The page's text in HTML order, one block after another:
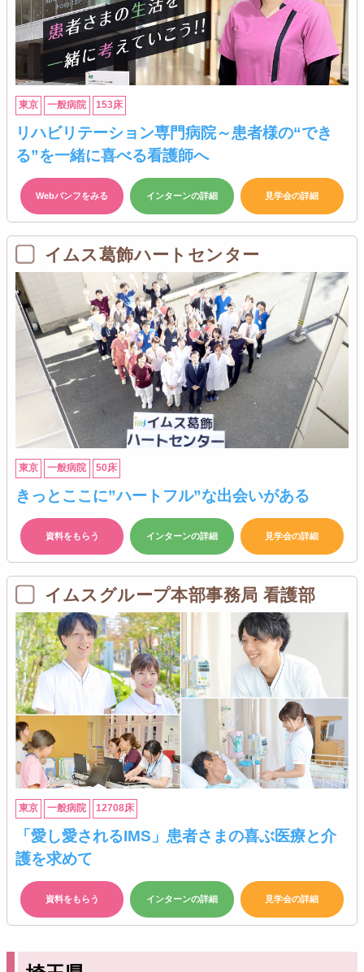
東京 一般病院 153床
リハビリテーション専門病院～患者様の“でき
る”を一緒に喜べる看護師へ
Webパンフをみる インターンの詳細 見学会の詳細
イムス葛飾ハートセンター
東京 一般病院 50床
きっとここに”ハートフル”な出会いがある
資料をもらう インターンの詳細 見学会の詳細
イムスグループ本部事務局 看護部
東京 一般病院 12708床
「愛し愛されるIMS」患者さまの喜ぶ医療と介
護を求めて
資料をもらう インターンの詳細 見学会の詳細